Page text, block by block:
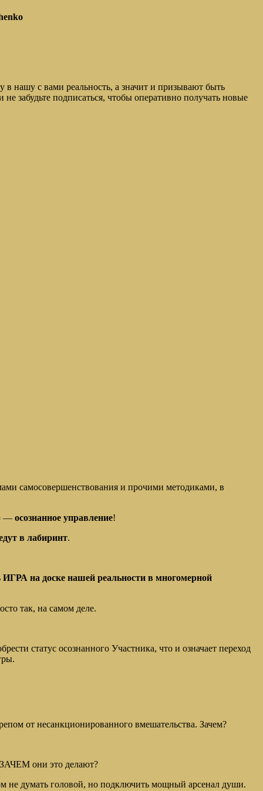
нашу с вами реальность, а значит и призывают быть
забудьте подписаться, чтобы оперативно получать новые
самосовершенствования и прочими методиками, в
— осознанное управление!
в лабиринт.
ИГРА на доске нашей реальности в многомерной
так, на самом деле.
статус осознанного Участника, что и означает переход
от несанкционированного вмешательства. Зачем?
ЗАЧЕМ они это делают?
не думать головой, но подключить мощный арсенал души.